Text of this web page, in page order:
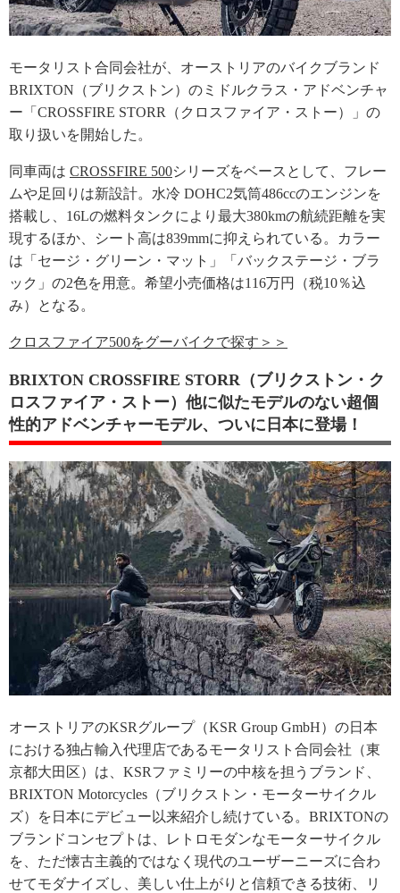
モータリスト合同会社が、オーストリアのバイクブランド
BRIXTON（ブリクストン）のミドルクラス・アドベンチャ
ー「CROSSFIRE STORR（クロスファイア・ストー）」の
取り扱いを開始した。
同車両は CROSSFIRE 500シリーズをベースとして、フレー
ムや足回りは新設計。水冷 DOHC2気筒486ccのエンジンを
搭載し、16Lの燃料タンクにより最大380kmの航続距離を実
現するほか、シート高は839mmに抑えられている。カラー
は「セージ・グリーン・マット」「バックステージ・ブラ
ック」の2色を用意。希望小売価格は116万円（税10％込
み）となる。
クロスファイア500をグーバイクで探す＞＞
BRIXTON CROSSFIRE STORR（ブリクストン・ク
ロスファイア・ストー）他に似たモデルのない超個
性的アドベンチャーモデル、ついに日本に登場！
オーストリアのKSRグループ（KSR Group GmbH）の日本
における独占輸入代理店であるモータリスト合同会社（東
京都大田区）は、KSRファミリーの中核を担うブランド、
BRIXTON Motorcycles（ブリクストン・モーターサイクル
ズ）を日本にデビュー以来紹介し続けている。BRIXTONの
ブランドコンセプトは、レトロモダンなモーターサイクル
を、ただ懐古主義的ではなく現代のユーザーニーズに合わ
せてモダナイズし、美しい仕上がりと信頼できる技術、リ